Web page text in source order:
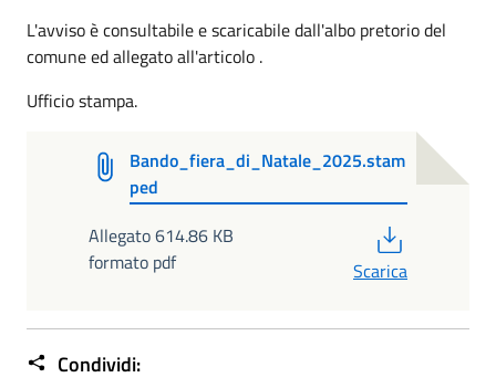
L'avviso è consultabile e scaricabile dall'albo pretorio del
comune ed allegato all'articolo .
Ufficio stampa.
Bando_fiera_di_Natale_2025.stam
ped
Allegato 614.86 KB
formato pdf
Scarica
Condividi: